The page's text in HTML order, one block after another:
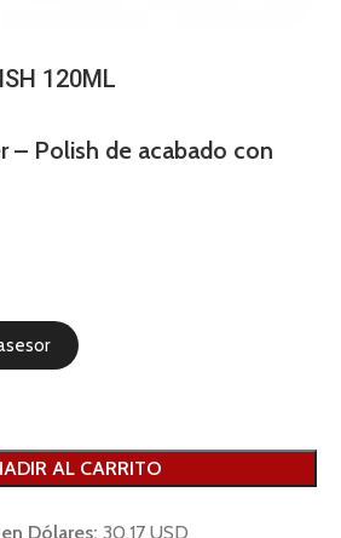
120ML
– Polish de acabado con
AL CARRITO
Dólares: 30,17 USD